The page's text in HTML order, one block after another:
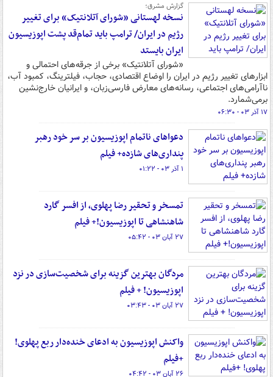
گزارش مشرق؛
نسخه لهستانی «شورای آتلانتیک» برای تغییر
رژیم در ایران/ ترامپ باید تمام‌قد پشت اپوزیسیون
ایران بایستد
«شورای آتلانتیک» برخی از جرقه‌های احتمالی و
ابزارهای تغییر رژیم در ایران را اوضاع اقتصادی، حجاب، فیلترینگ، کمبود آب،
ناآرامی‌های اجتماعی، رسانه‌های معارض فارسی‌زبان، و ایرانیان خارج‌نشین
برمی‌شمارد.
۱۷ آذر ۰۳ - ۰۶:۳۰
دعواهای ناتمام اپوزیسیون بر سر خود رهبر
پنداری‌های شازده+ فیلم
۱ آذر ۰۳ - ۰۱:۲۲
تمسخر و تحقیر رضا پهلوی، از افسر گارد
شاهنشاهی تا اپوزیسیون!+ فیلم
۲۷ آبان ۰۳ - ۰۵:۴۲
مردگان بهترین گزینه برای شخصیت‌سازی در نزد
اپوزیسیون! + فیلم
۲۷ آبان ۰۳ - ۰۳:۴۳
واکنش اپوزیسیون به ادعای خنده‌دار ربع پهلوی!
+فیلم
۲۶ آبان ۰۳ - ۰۴:۴۲